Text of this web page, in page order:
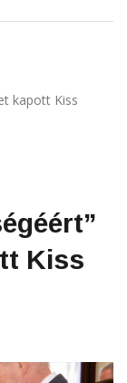
kapott Kiss
Kiss